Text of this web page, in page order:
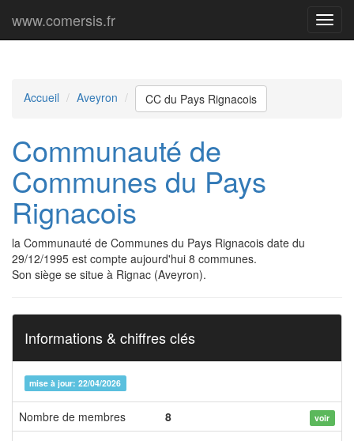
Menu
www.comersis.fr
Accueil Aveyron CC du Pays Rignacois
Communauté de
Communes du Pays
Rignacois
la Communauté de Communes du Pays Rignacois date du
29/12/1995 est compte aujourd'hui 8 communes.
Son siège se situe à Rignac (Aveyron).
Informations & chiffres clés
mise à jour: 22/04/2026
Nombre de membres 8 voir